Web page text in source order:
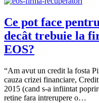
Ce pot face
decât trebuie la
EOS?
“Am avut un credit la fosta
cauza crizei financiare,
2015 (cand s-a infiintat
retine fara intrerupere o…